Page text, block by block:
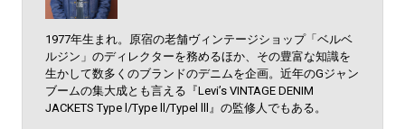
1977年生まれ。原宿の老舗ヴィンテージショップ「ベルベ
ルジン」のディレクターを務めるほか、その豊富な知識を
生かして数多くのブランドのデニムを企画。近年のGジャン
ブームの集大成とも言える『Levi’s VINTAGE DENIM
JACKETS Type l/Type ll/Typel lll』の監修人でもある。